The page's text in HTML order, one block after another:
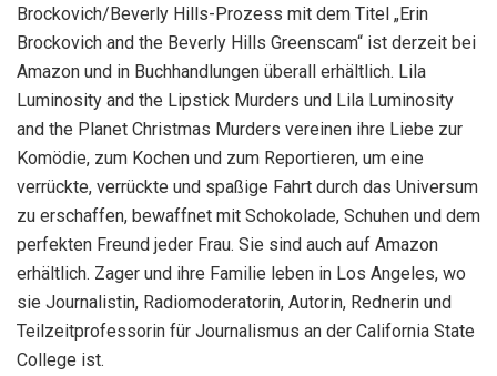
Brockovich/Beverly Hills-Prozess mit dem Titel „Erin
Brockovich and the Beverly Hills Greenscam“ ist derzeit bei
Amazon und in Buchhandlungen überall erhältlich. Lila
Luminosity and the Lipstick Murders und Lila Luminosity
and the Planet Christmas Murders vereinen ihre Liebe zur
Komödie, zum Kochen und zum Reportieren, um eine
verrückte, verrückte und spaßige Fahrt durch das Universum
zu erschaffen, bewaffnet mit Schokolade, Schuhen und dem
perfekten Freund jeder Frau. Sie sind auch auf Amazon
erhältlich. Zager und ihre Familie leben in Los Angeles, wo
sie Journalistin, Radiomoderatorin, Autorin, Rednerin und
Teilzeitprofessorin für Journalismus an der California State
College ist.